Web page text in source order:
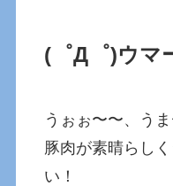
(゜Д゜)ウマ
うぉぉ〜〜、う
豚肉が素晴らし
い！